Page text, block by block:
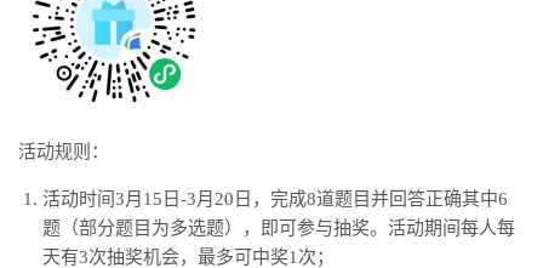
活动规则：
活动时间3月15日-3月20日，完成8道题目并回答正确其中6
题（部分题目为多选题），即可参与抽奖。活动期间每人每
天有3次抽奖机会，最多可中奖1次；